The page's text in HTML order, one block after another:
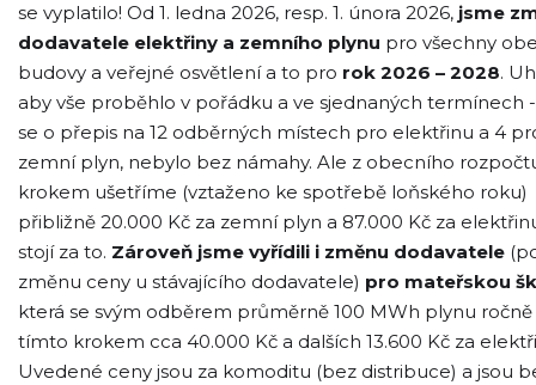
se vyplatilo! Od 1. ledna 2026, resp. 1. února 2026, jsme
dodavatele elektřiny a zemního plynu pro všechny
budovy a veřejné osvětlení a to pro rok 2026 – 2028.
aby vše proběhlo v pořádku a ve sjednaných termínech
se o přepis na 12 odběrných místech pro elektřinu a 4
zemní plyn, nebylo bez námahy. Ale z obecního
krokem ušetříme (vztaženo ke spotřebě loňského roku)
přibližně 20.000 Kč za zemní plyn a 87.000 Kč za
stojí za to. Zároveň jsme vyřídili i změnu dodavatele
změnu ceny u stávajícího dodavatele) pro mateřskou
která se svým odběrem průměrně 100 MWh plynu
tímto krokem cca 40.000 Kč a dalších 13.600 Kč za
Uvedené ceny jsou za komoditu (bez distribuce) a jsou